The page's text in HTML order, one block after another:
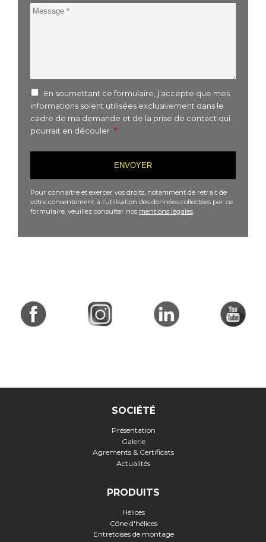
Message
En soumettant ce formulaire, j'accepte que mes
informations soient utilisées exclusivement dans le
cadre de ma demande et de la prise de contact qui
pourrait en découler
Pour connaitre et exercer vos droits, notamment de retrait de
votre consentement à l’utilisation des données collectées par ce
formulaire, veuillez consulter nos mentions légales.
SOCIÉTÉ
Présentation
Galerie
Agrements & Certificats
Actualités
PRODUITS
Hélices
Cône d'hélices
Entretoises de montage